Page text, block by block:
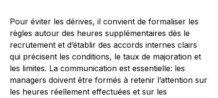
Pour éviter les dérives, il convient de formaliser les
règles autour des heures supplémentaires dès le
recrutement et d’établir des accords internes clairs
qui précisent les conditions, le taux de majoration et
les limites. La communication est essentielle: les
managers doivent être formés à retenir l’attention sur
les heures réellement effectuées et sur les